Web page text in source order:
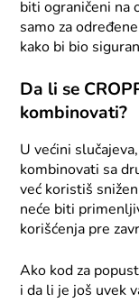
biti ograničeni na
samo za
kako bi bio
Da li se
kombinovati?
U većini
kombinovati sa
već koristiš
neće biti
korišćenja pre
Ako kod za
i da li je još uvek